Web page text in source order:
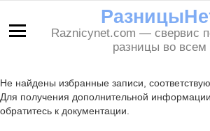
Raznicynet.com — свервис
разницы во всем
Не найдены избранные записи,
Для получения дополнительной
обратитесь к документации.